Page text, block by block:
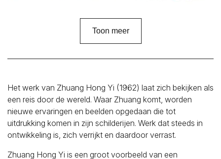
Toon meer
Het werk van Zhuang Hong Yi (1962) laat zich bekijken als
een reis door de wereld. Waar Zhuang komt, worden
nieuwe ervaringen en beelden opgedaan die tot
uitdrukking komen in zijn schilderijen. Werk dat steeds in
ontwikkeling is, zich verrijkt en daardoor verrast.
Zhuang Hong Yi is een groot voorbeeld van een